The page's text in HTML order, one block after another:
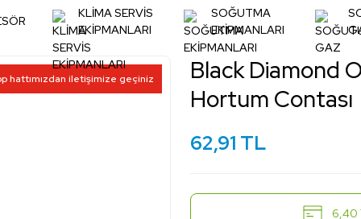
KLİMA SERVİS
EKİPMANLARI
SOĞUTMA
EKİPMANLARI
hattımızdan iletişimize geçiniz
Black Diamond
Hortum Contası
62,91 TL
6,40